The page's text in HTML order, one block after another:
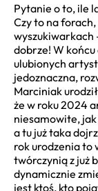
Pytanie o to, ile
Czy to na
wyszukiwarkach
dobrze! W
ulubionych
jedoznaczna,
Marciniak
że w roku 2024
niesamowite,
a tu już taka
rok urodzenia to
twórczynią z już
dynamicznie
jest ktoś, kto